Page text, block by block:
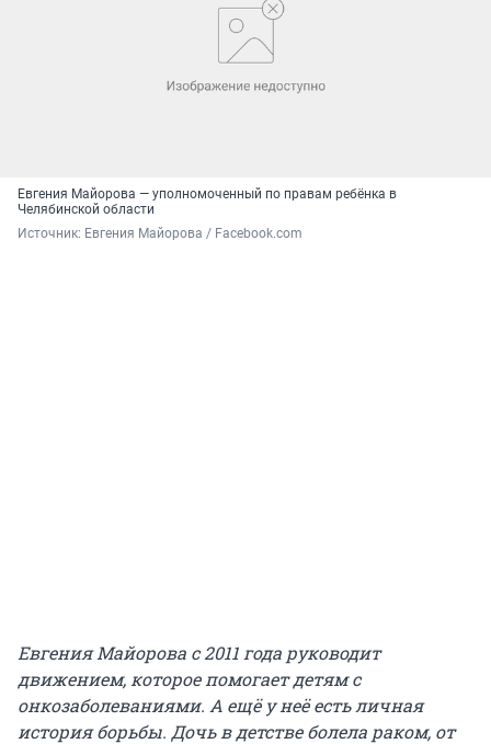
Евгения Майорова — уполномоченный по правам ребёнка в
Челябинской области
Источник: Евгения Майорова / Facebook.com
Евгения Майорова с 2011 года руководит
движением, которое помогает детям с
онкозаболеваниями. А ещё у неё есть личная
история борьбы. Дочь в детстве болела раком, от